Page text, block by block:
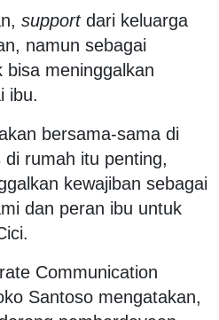
supportdari keluarga
namun sebagai
bisa meninggalkan
ibu.
bersama-sama di
rumah itu penting,
kewajiban sebagai
dan peran ibu untuk
Communication
Santoso mengatakan,